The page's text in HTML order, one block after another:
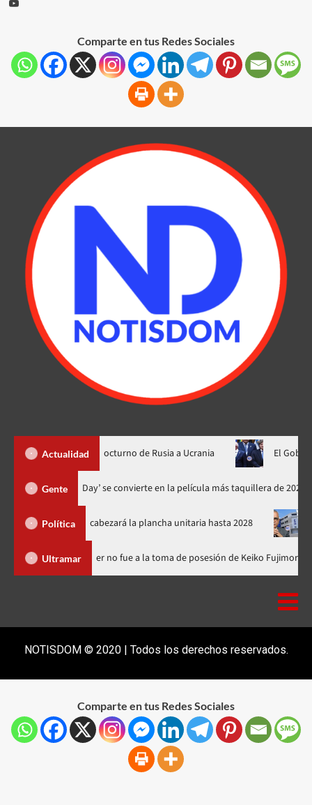
Comparte en tus Redes Sociales
Actualidad
otro ataque nocturno de Rusia a Ucrania El Gobierno de
Gente
‘Spider-Man: Brand New Day’ se convierte en la película más
Política
y encabezará la plancha unitaria hasta 2028 Carlos
Ultramar Luis Abinader no fue a la toma de posesión de
NOTISDOM © 2020 | Todos los derechos reservados.
Comparte en tus Redes Sociales